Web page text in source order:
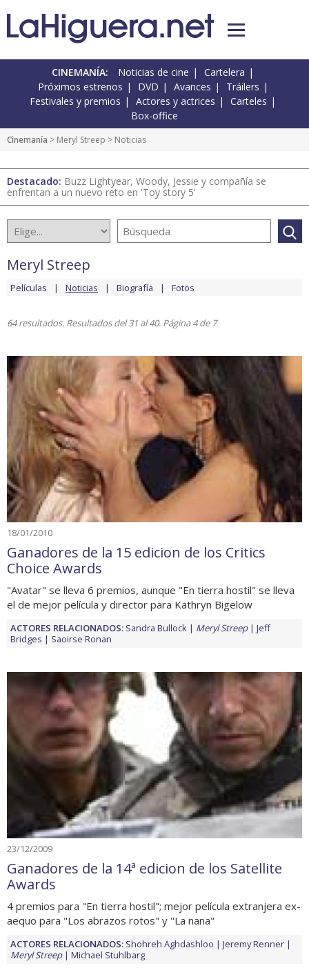
CINEMANÍA: Noticias de cine
Cartelera
Próximos estrenos
DVD Avances
Tráilers
Festivales y premios
Actores y actrices
Carteles
Box-office
Cinemanía > Meryl Streep > Noticias
Destacado: Buzz Lightyear, Woody, Jessie y compañía se
enfrentan a un nuevo reto en 'Toy story 5'
Meryl Streep
Películas Noticias Biografía Fotos
64 resultados. Resultados del 31 al 40. Página 4 de 7
18/01/2010
Ganadores de la 15 edicion de los Critics
Choice Awards
"Avatar" se lleva 6 premios, aunque "En tierra hostil" se lleva
el de mejor película y director para Kathryn Bigelow
ACTORES RELACIONADOS: Sandra Bullock Meryl Streep
Jeff
Bridges
Saoirse Ronan
23/12/2009
Ganadores de la 14ª edicion de los Satellite
Awards
4 premios para "En tierra hostil"; mejor película extranjera ex-
aequo para "Los abrazos rotos" y "La nana"
ACTORES RELACIONADOS: Shohreh Aghdashloo
Jeremy Renner
Meryl Streep
Michael Stuhlbarg